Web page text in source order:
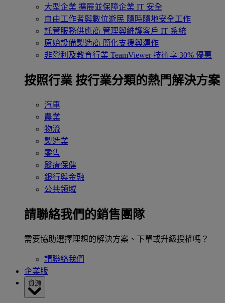
大型企業 擴展並保障企業 IT 安全
自由工作者與數位遊民 隨時隨地安全工作
託管服務供應商 管理與維護客戶 IT 系統
原始設備製造商 簡化支援與運作
非營利及教育行業 TeamViewer 技術享 30% 優惠
按照行業 按行業分類的熱門解決方案
汽車
農業
物流
製造業
零售
醫療保健
銀行與金融
公共領域
請聯絡我們的銷售團隊
需要協助選擇理想的解決方案、下單或升級授權嗎？
請聯絡我們
企業版
資源